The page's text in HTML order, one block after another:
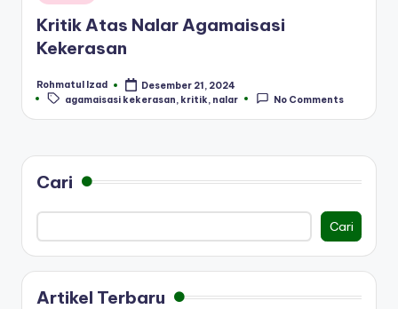
in
Kritik Atas Nalar Agamaisasi
Kekerasan
Posted
by
Rohmatul Izad Desember 21, 2024
Tags:
agamaisasi kekerasan kritik nalar No Comments
Cari
Cari
Artikel Terbaru